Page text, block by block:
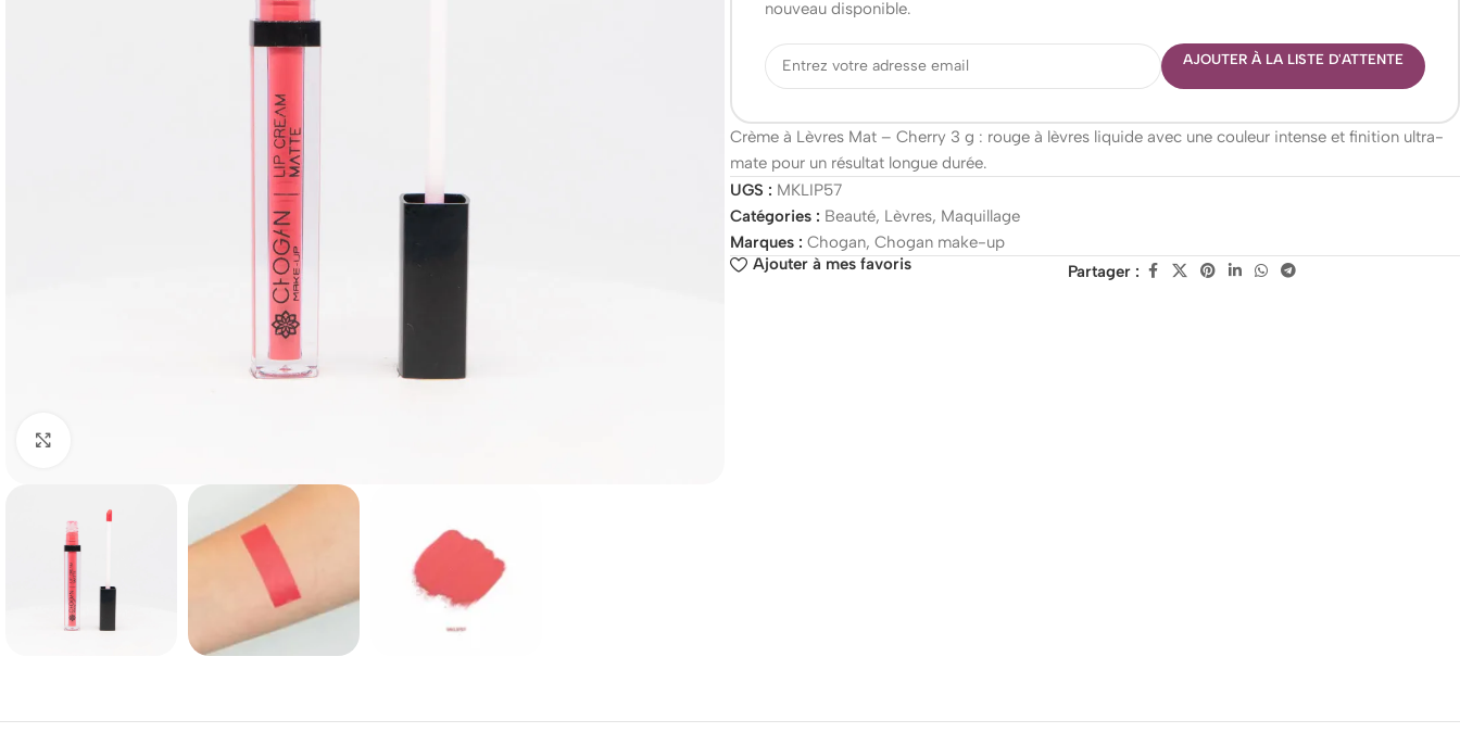
nouveau disponible.
AJOUTER À LA LISTE D'ATTENTE
Crème à Lèvres Mat – Cherry 3 g : rouge à lèvres liquide avec une couleur intense et finition ultra-
mate pour un résultat longue durée.
UGS : MKLIP57
Catégories : Beauté, Lèvres, Maquillage
Marques : Chogan, Chogan make-up
Ajouter à mes favoris
Partager :